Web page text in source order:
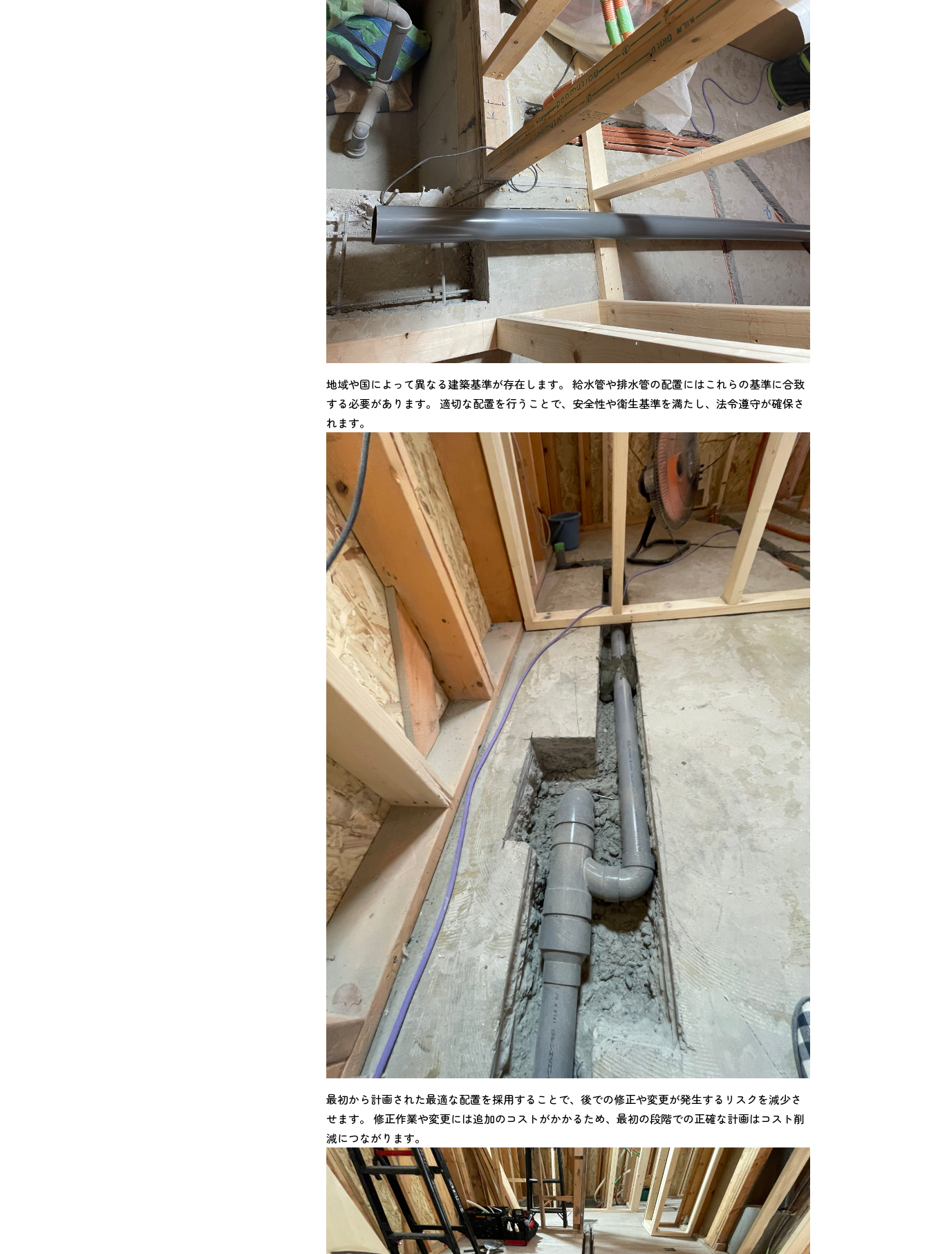
地域や国によって異なる建築基準が存在します。 給水管や排水管の配置にはこれらの基準に合致
する必要があります。 適切な配置を行うことで、安全性や衛生基準を満たし、法令遵守が確保さ
れます。
最初から計画された最適な配置を採用することで、後での修正や変更が発生するリスクを減少さ
せます。 修正作業や変更には追加のコストがかかるため、最初の段階での正確な計画はコスト削
減につながります。